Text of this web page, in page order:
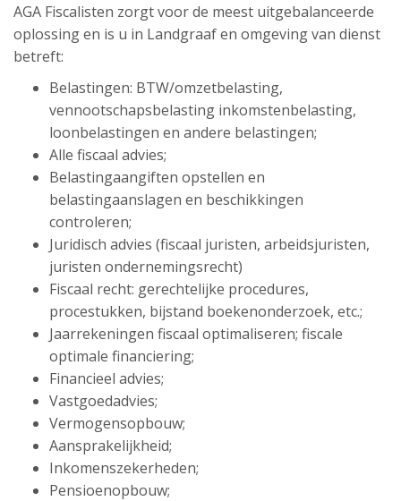
AGA Fiscalisten zorgt voor de meest uitgebalanceerde
oplossing en is u in Landgraaf en omgeving van dienst
betreft:
Belastingen: BTW/omzetbelasting,
vennootschapsbelasting inkomstenbelasting,
loonbelastingen en andere belastingen;
Alle fiscaal advies;
Belastingaangiften opstellen en
belastingaanslagen en beschikkingen
controleren;
Juridisch advies (fiscaal juristen, arbeidsjuristen,
juristen ondernemingsrecht)
Fiscaal recht: gerechtelijke procedures,
procestukken, bijstand boekenonderzoek, etc.;
Jaarrekeningen fiscaal optimaliseren; fiscale
optimale financiering;
Financieel advies;
Vastgoedadvies;
Vermogensopbouw;
Aansprakelijkheid;
Inkomenszekerheden;
Pensioenopbouw;